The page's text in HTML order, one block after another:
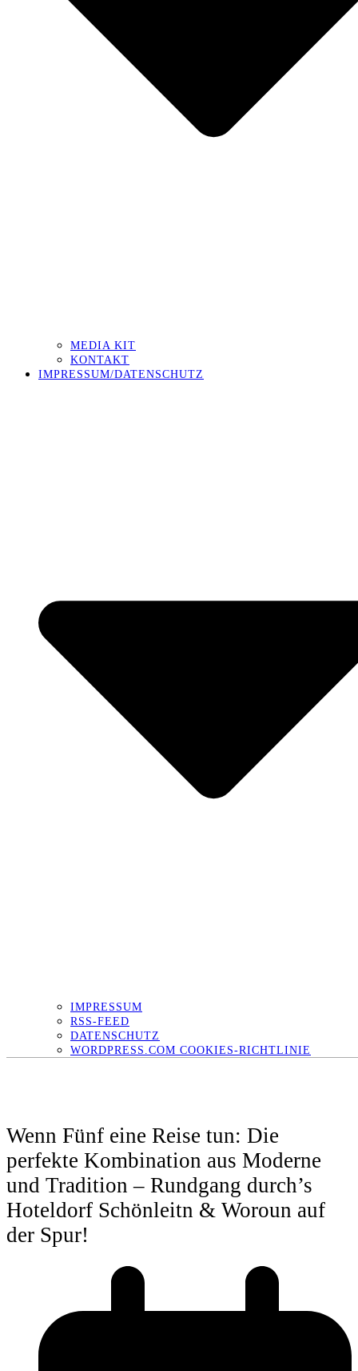
MEDIA KIT
KONTAKT
IMPRESSUM/DATENSCHUTZ
IMPRESSUM
RSS-FEED
DATENSCHUTZ
WORDPRESS.COM COOKIES-RICHTLINIE
Wenn Fünf eine Reise tun: Die
perfekte Kombination aus Moderne
und Tradition – Rundgang durch’s
Hoteldorf Schönleitn & Woroun auf
der Spur!